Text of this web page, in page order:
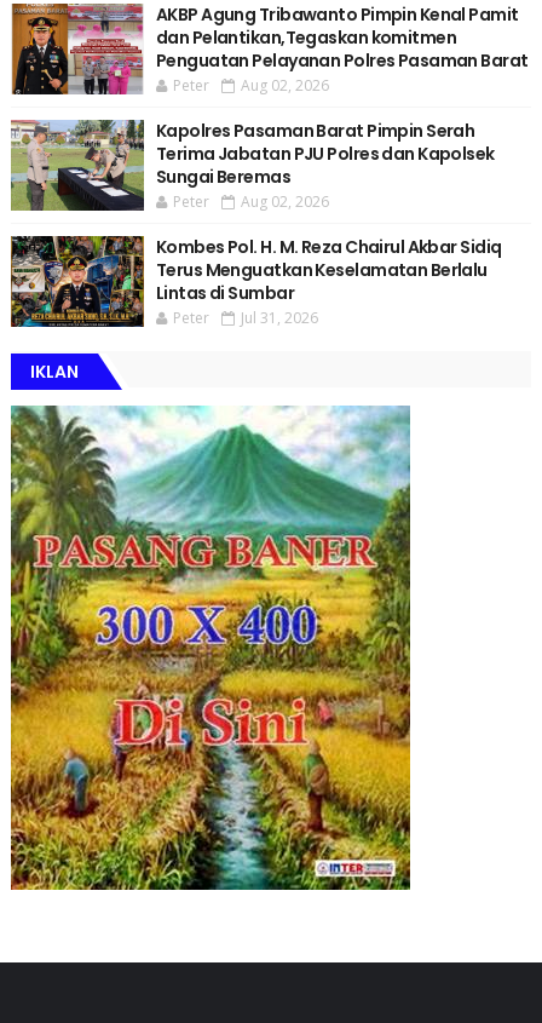
AKBP Agung Tribawanto Pimpin Kenal Pamit
dan Pelantikan,Tegaskan komitmen
Penguatan Pelayanan Polres Pasaman Barat
Peter Aug 02, 2026
Kapolres Pasaman Barat Pimpin Serah
Terima Jabatan PJU Polres dan Kapolsek
Sungai Beremas
Peter Aug 02, 2026
Kombes Pol. H. M. Reza Chairul Akbar Sidiq
Terus Menguatkan Keselamatan Berlalu
Lintas di Sumbar
Peter Jul 31, 2026
IKLAN